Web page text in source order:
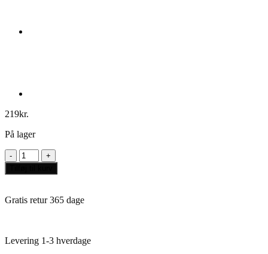
219kr.
På lager
MicroMacro:
Crime
City
Full
Gratis retur 365 dage
Levering 1-3 hverdage